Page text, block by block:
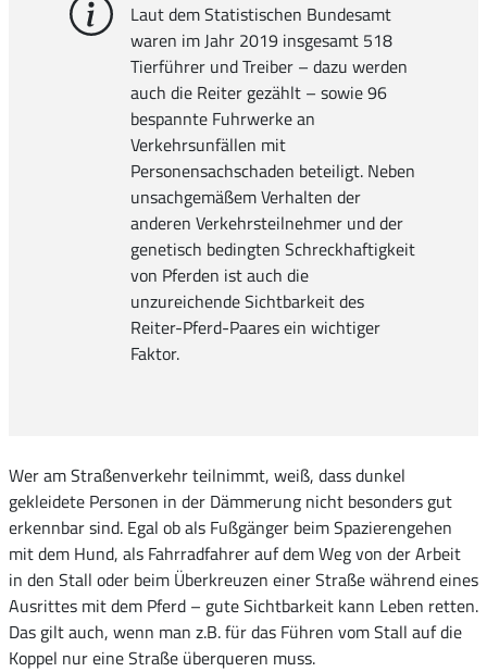
Laut dem Statistischen Bundesamt
waren im Jahr 2019 insgesamt 518
Tierführer und Treiber – dazu werden
auch die Reiter gezählt – sowie 96
bespannte Fuhrwerke an
Verkehrsunfällen mit
Personensachschaden beteiligt. Neben
unsachgemäßem Verhalten der
anderen Verkehrsteilnehmer und der
genetisch bedingten Schreckhaftigkeit
von Pferden ist auch die
unzureichende Sichtbarkeit des
Reiter-Pferd-Paares ein wichtiger
Faktor.
Wer am Straßenverkehr teilnimmt, weiß, dass dunkel
gekleidete Personen in der Dämmerung nicht besonders gut
erkennbar sind. Egal ob als Fußgänger beim Spazierengehen
mit dem Hund, als Fahrradfahrer auf dem Weg von der Arbeit
in den Stall oder beim Überkreuzen einer Straße während eines
Ausrittes mit dem Pferd – gute Sichtbarkeit kann Leben retten.
Das gilt auch, wenn man z.B. für das Führen vom Stall auf die
Koppel nur eine Straße überqueren muss.